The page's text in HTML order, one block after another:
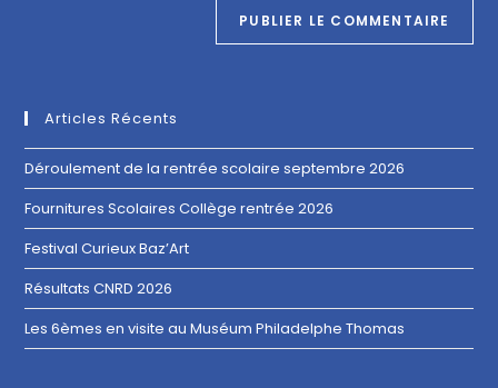
Articles Récents
Déroulement de la rentrée scolaire septembre 2026
Fournitures Scolaires Collège rentrée 2026
Festival Curieux Baz’Art
Résultats CNRD 2026
Les 6èmes en visite au Muséum Philadelphe Thomas